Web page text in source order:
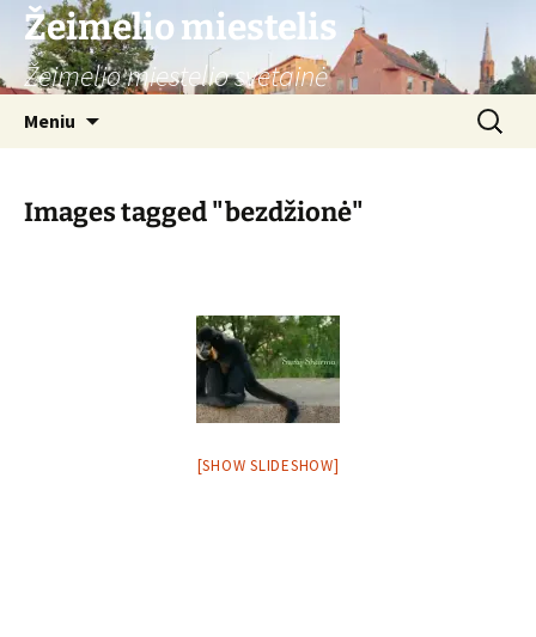
Žeimelio miestelis
Žeimelio miestelio svetainė
Meniu Ieškoti:
Images tagged "bezdžionė"
[SHOW SLIDESHOW]